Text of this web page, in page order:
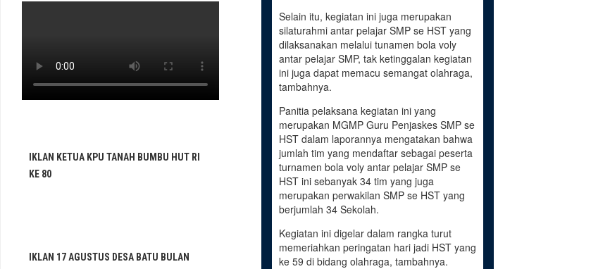
Selain itu, kegiatan ini juga merupakan
silaturahmi antar pelajar SMP se HST yang
dilaksanakan melalui tunamen bola voly
antar pelajar SMP, tak ketinggalan kegiatan
ini juga dapat memacu semangat olahraga,
tambahnya.
Panitia pelaksana kegiatan ini yang
merupakan MGMP Guru Penjaskes SMP se
HST dalam laporannya mengatakan bahwa
jumlah tim yang mendaftar sebagai peserta
turnamen bola voly antar pelajar SMP se
HST ini sebanyak 34 tim yang juga
merupakan perwakilan SMP se HST yang
berjumlah 34 Sekolah.
Kegiatan ini digelar dalam rangka turut
memeriahkan peringatan hari jadi HST yang
ke 59 di bidang olahraga, tambahnya.
IKLAN KETUA KPU TANAH BUMBU HUT RI
KE 80
IKLAN 17 AGUSTUS DESA BATU BULAN